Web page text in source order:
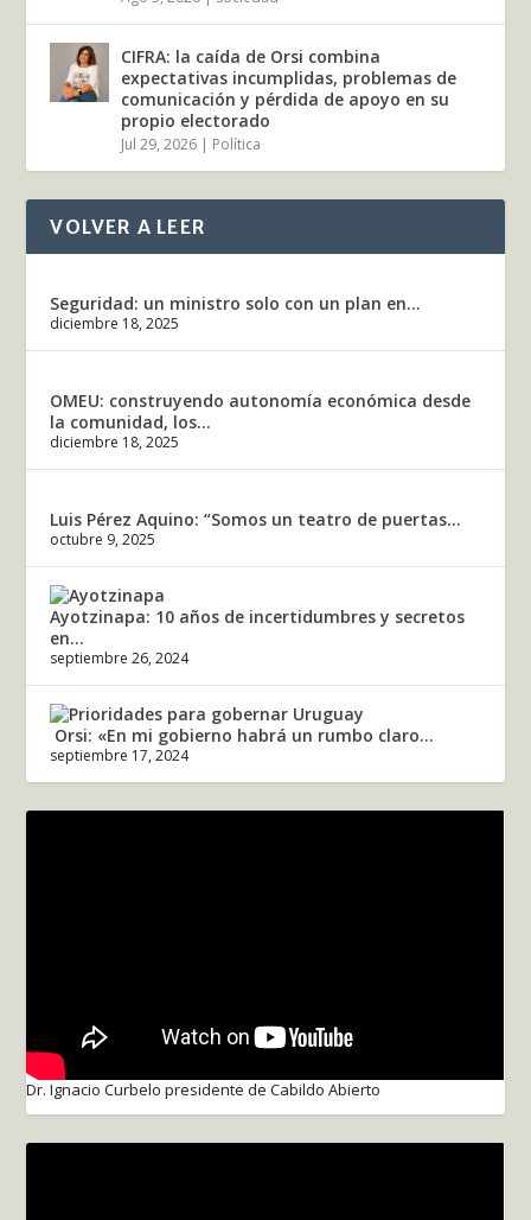
CIFRA: la caída de Orsi combina
expectativas incumplidas, problemas de
comunicación y pérdida de apoyo en su
propio electorado
Jul 29, 2026 | Política
VOLVER A LEER
Seguridad: un ministro solo con un plan en...
diciembre 18, 2025
OMEU: construyendo autonomía económica desde
la comunidad, los...
diciembre 18, 2025
Luis Pérez Aquino: “Somos un teatro de puertas...
octubre 9, 2025
Ayotzinapa: 10 años de incertidumbres y secretos
en...
septiembre 26, 2024
Orsi: «En mi gobierno habrá un rumbo claro...
septiembre 17, 2024
Dr. Ignacio Curbelo presidente de Cabildo Abierto